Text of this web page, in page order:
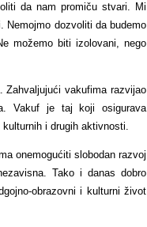
da nam promiču stvari. Mi
Nemojmo dozvoliti da budemo
možemo biti izolovani, nego
Zahvaljujući vakufima razvijao
Vakuf je taj koji osigurava
i drugih aktivnosti.
onemogućiti slobodan razvoj
Tako i danas dobro
obrazovni i kulturni život